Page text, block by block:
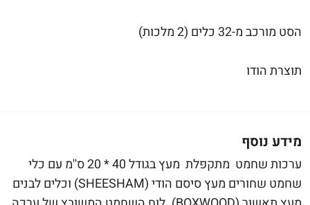
הסט מורכב מ-32 כלים (2 מלכות)
תוצרת הודו
מידע נוסף
ערכות שחמט מתקפלת מעץ בגודל 40 * 20 ס''מ עם כלי
שחמט שחורים מעץ סיסם הודי (SHEESHAM) וכלים לבנים